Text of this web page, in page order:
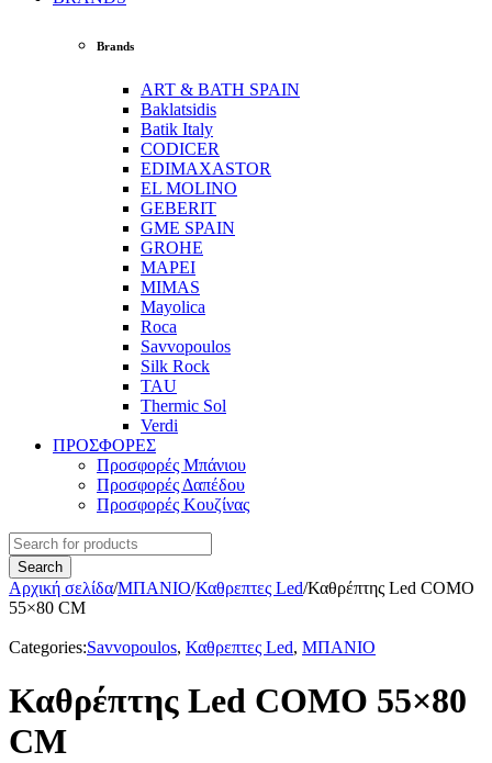
Brands
ART & BATH SPAIN
Baklatsidis
Batik Italy
CODICER
EDIMAXASTOR
EL MOLINO
GEBERIT
GME SPAIN
GROHE
MAPEI
MIMAS
Mayolica
Roca
Savvopoulos
Silk Rock
TAU
Thermic Sol
Verdi
ΠΡΟΣΦΟΡΕΣ
Προσφορές Μπάνιου
Προσφορές Δαπέδου
Προσφορές Κουζίνας
Αρχική σελίδα/ΜΠΑΝΙΟ/Καθρεπτες Led/Καθρέπτης Led COMO
55×80 CM
Categories:Savvopoulos, Καθρεπτες Led, ΜΠΑΝΙΟ
Καθρέπτης Led COMO 55×80
CM